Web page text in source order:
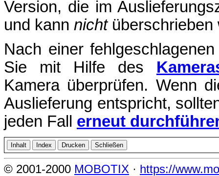
Version, die im
und kann nichtüberschrieben
Nach einer
Sie mit Hilfe des
Kamera überprüfen. Wenn
Auslieferung entspricht,
jeden Fall erneut
© 2001-2000 MOBOTIX · https://